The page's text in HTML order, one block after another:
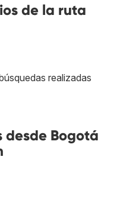
de la ruta
realizadas
desde Bogotá